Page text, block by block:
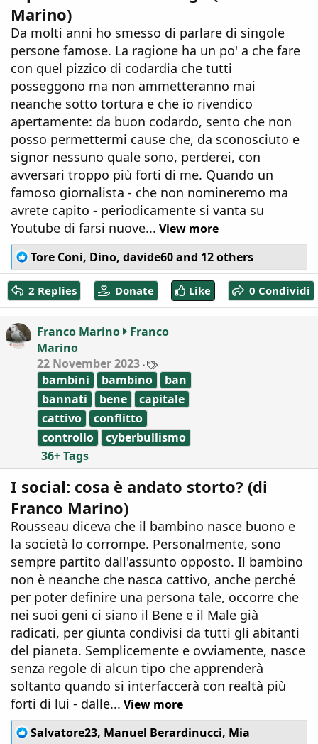
Marino)
Da molti anni ho smesso di parlare di singole
persone famose. La ragione ha un po' a che fare
con quel pizzico di codardia che tutti
posseggono ma non ammetteranno mai
neanche sotto tortura e che io rivendico
apertamente: da buon codardo, sento che non
posso permettermi cause che, da sconosciuto e
signor nessuno quale sono, perderei, con
avversari troppo più forti di me. Quando un
famoso giornalista - che non nomineremo ma
avrete capito - periodicamente si vanta su
Youtube di farsi nuove... View more
R
e
a
c
t
o
Tore Coni, Dino, davide60and 12 others
2 Replies Donate Like 0 Condividi
Franco Marino
Franco
Marino
22 November 2023
a
s
bambini bambino
ban
bannati
bene
capitale
cattivo
conflitto
controllo
cyberbullismo
36+ Tags
I social: cosa è andato storto? (di
Franco Marino)
Rousseau diceva che il bambino nasce buono e
la società lo corrompe. Personalmente, sono
sempre partito dall'assunto opposto. Il bambino
non è neanche che nasca cattivo, anche perché
per poter definire una persona tale, occorre che
nei suoi geni ci siano il Bene e il Male già
radicati, per giunta condivisi da tutti gli abitanti
del pianeta. Semplicemente e ovviamente, nasce
senza regole di alcun tipo che apprenderà
soltanto quando si interfaccerà con realtà più
forti di lui - dalle... View more
R
Salvatore23, Manuel Berardinucci, Mia